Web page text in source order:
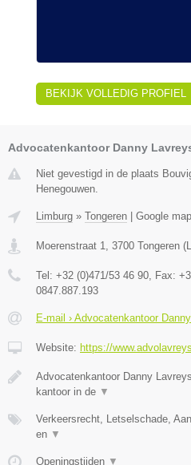
BEKIJK VOLLEDIG PROFIEL
Advocatenkantoor Danny
Niet gevestigd in de plaats
Henegouwen.
Limburg » Tongeren Google
Moerenstraat 1 3700 Tongeren (
Tel: +32 (0)471/53 46 90 , Fax:
0847.887.193
E-mail › Advocatenkantoor
Website: https://
Advocatenkantoor Danny
kantoor in de ▼
Verkeersrecht, Letselschade,
en ▼
Openingstijden ▼